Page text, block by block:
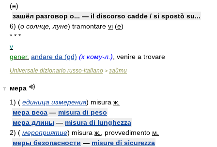
(e)
зашёл разговор о... — il discorso cadde / si spostò su...
6) (о солнце, луне) tramontare vi (e)
* * *
v
gener. andare da (qd) (к кому-л.) , venire a trovare
Universale dizionario russo-italiano > зайти
7
мера
1) ( единица измерения) misura ж.
мера веса — misura di peso
мера длины — misura di lunghezza
2) ( мероприятие) misura ж. , provvedimento м.
меры безопасности — misure di sicurezza